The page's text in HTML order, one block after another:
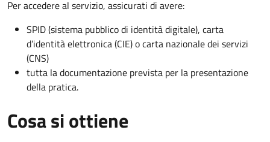
Per accedere al servizio, assicurati di avere:
SPID (sistema pubblico di identità digitale), carta
d’identità elettronica (CIE) o carta nazionale dei servizi
(CNS)
tutta la documentazione prevista per la presentazione
della pratica.
Cosa si ottiene